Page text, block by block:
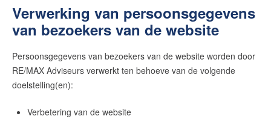
Verwerking van persoonsgegevens
van bezoekers van de website
Persoonsgegevens van bezoekers van de website worden door
RE/MAX Adviseurs verwerkt ten behoeve van de volgende
doelstelling(en):
Verbetering van de website